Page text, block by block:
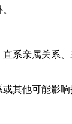
系亲属关系
其他可能影响